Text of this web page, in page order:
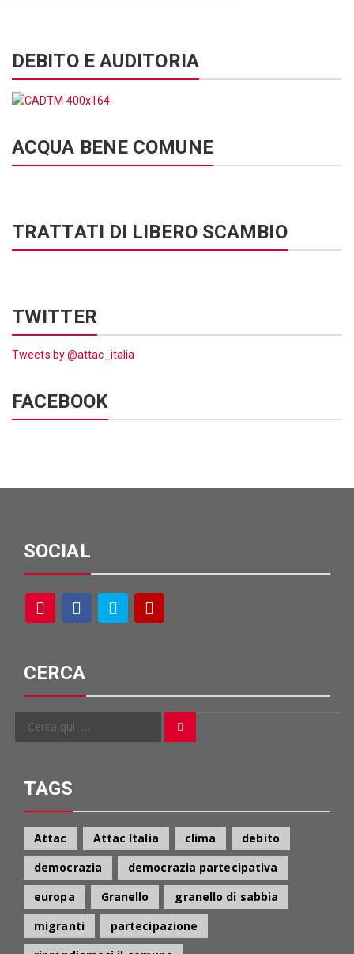
DEBITO E AUDITORIA
ACQUA BENE COMUNE
TRATTATI DI LIBERO SCAMBIO
TWITTER
Tweets by @attac_italia
FACEBOOK
SOCIAL
CERCA
Cerca
TAGS
Attac Attac Italia clima
debito
democrazia
democrazia partecipativa
europa
Granello
granello di sabbia
migranti
partecipazione